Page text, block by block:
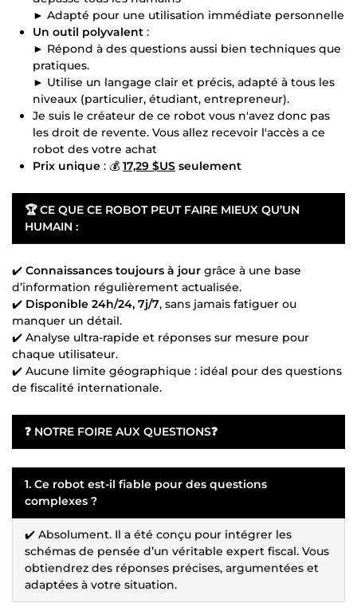
► Adapté pour une utilisation immédiate personnelle
Un outil polyvalent :
► Répond à des questions aussi bien techniques que
pratiques.
► Utilise un langage clair et précis, adapté à tous les
niveaux (particulier, étudiant, entrepreneur).
Je suis le créateur de ce robot vous n'avez donc pas
les droit de revente. Vous allez recevoir l'accès a ce
robot des votre achat
Prix unique : 💰 17,29 $US seulement
🏆CE QUE CE ROBOT PEUT FAIRE MIEUX QU’UN
HUMAIN :
✔️ Connaissances toujours à jour grâce à une base
d’information régulièrement actualisée.
✔️ Disponible 24h/24, 7j/7, sans jamais fatiguer ou
manquer un détail.
✔️ Analyse ultra-rapide et réponses sur mesure pour
chaque utilisateur.
✔️ Aucune limite géographique : idéal pour des questions
de fiscalité internationale.
❓ NOTRE FOIRE AUX QUESTIONS❓
1. Ce robot est-il fiable pour des questions
complexes ?
✔️ Absolument. Il a été conçu pour intégrer les
schémas de pensée d’un véritable expert fiscal. Vous
obtiendrez des réponses précises, argumentées et
adaptées à votre situation.